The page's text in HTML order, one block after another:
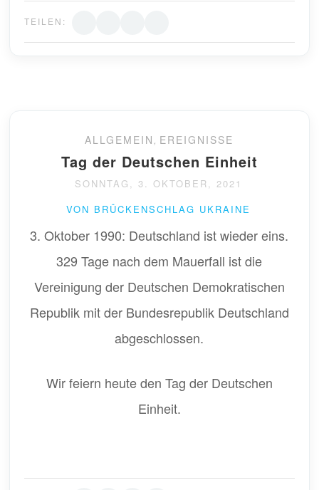
TEILEN:
ALLGEMEIN , EREIGNISSE
Tag der Deutschen Einheit
SONNTAG, 3. OKTOBER, 2021
VON BRÜCKENSCHLAG UKRAINE
3. Oktober 1990: Deutschland ist wieder eins.
329 Tage nach dem Mauerfall ist die
Vereinigung der Deutschen Demokratischen
Republik mit der Bundesrepublik Deutschland
abgeschlossen.
Wir feiern heute den Tag der Deutschen
Einheit.